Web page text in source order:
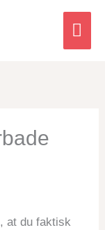
at du faktisk